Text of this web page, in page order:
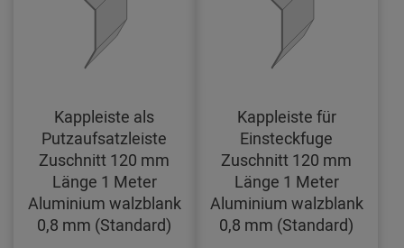
Kappleiste als
Putzaufsatzleiste
Zuschnitt 120 mm
Länge 1 Meter
Aluminium walzblank
0,8 mm (Standard)
Kappleiste für
Einsteckfuge
Zuschnitt 120 mm
Länge 1 Meter
Aluminium walzblank
0,8 mm (Standard)